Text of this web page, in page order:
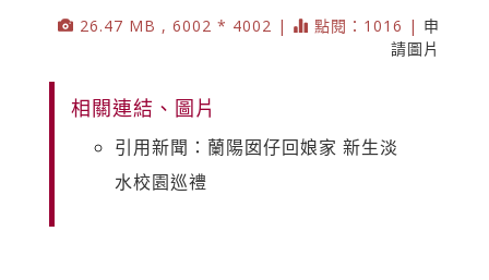
26.47 MB , 6002 * 4002 | 點閱：1016 | 申
請圖片
相關連結、圖片
引用新聞：蘭陽囡仔回娘家 新生淡
水校園巡禮